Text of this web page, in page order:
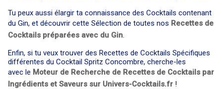
Tu peux aussi élargir ta connaissance des Cocktails contenant
du Gin, et découvrir cette Sélection de toutes nos Recettes de
Cocktails préparées avec du Gin.
Enfin, si tu veux trouver des Recettes de Cocktails Spécifiques
différentes du Cocktail Spritz Concombre, cherche-les
avec le Moteur de Recherche de Recettes de Cocktails par
Ingrédients et Saveurs sur Univers-Cocktails.fr !